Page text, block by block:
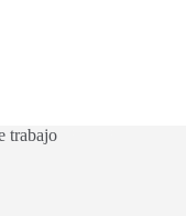
trabajo